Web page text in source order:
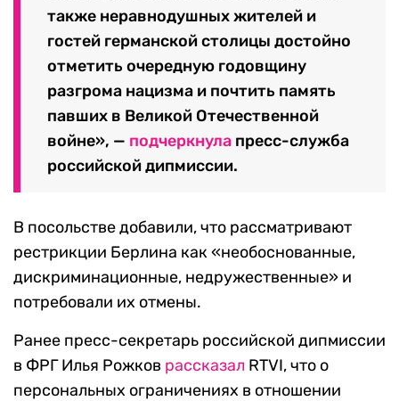
также неравнодушных жителей и
гостей германской столицы достойно
отметить очередную годовщину
разгрома нацизма и почтить память
павших в Великой Отечественной
войне», — подчеркнула пресс-служба
российской дипмиссии.
В посольстве добавили, что рассматривают
рестрикции Берлина как «необоснованные,
дискриминационные, недружественные» и
потребовали их отмены.
Ранее пресс-секретарь российской дипмиссии
в ФРГ Илья Рожков рассказал RTVI, что о
персональных ограничениях в отношении